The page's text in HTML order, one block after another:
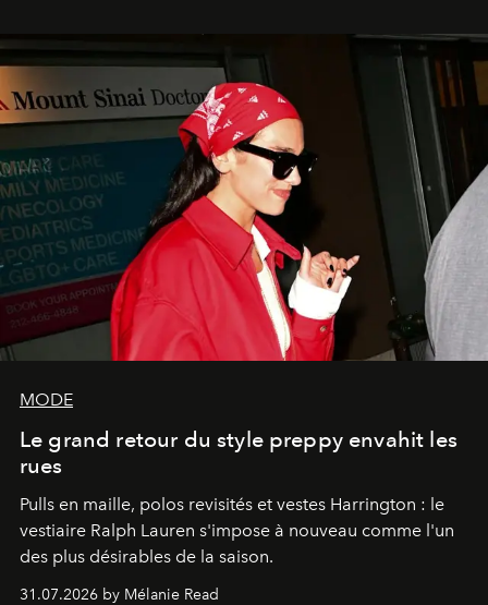
MODE
Le grand retour du style preppy envahit les
rues
Pulls en maille, polos revisités et vestes Harrington : le
vestiaire Ralph Lauren s'impose à nouveau comme l'un
des plus désirables de la saison.
31.07.2026 by Mélanie Read